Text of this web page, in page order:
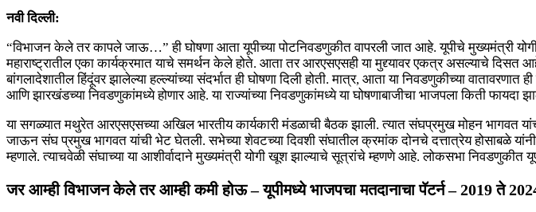
नवी दिल्ली:
“विभाजन केले तर कापले जाऊ…” ही घोषणा आता यूपीच्या पोटनिवडणुकीत वापरली जात आहे. यूपीचे मुख्यमंत्री योगी
महाराष्ट्रातील एका कार्यक्रमात याचे समर्थन केले होते. आता तर आरएसएसही या मुद्द्यावर एकत्र असल्याचे दिसत
बांगलादेशातील हिंदूंवर झालेल्या हल्ल्यांच्या संदर्भात ही घोषणा दिली होती. मात्र, आता या निवडणुकीच्या
आणि झारखंडच्या निवडणुकांमध्ये होणार आहे. या राज्यांच्या निवडणुकांमध्ये या घोषणाबाजीचा भाजपला किती
या सगळ्यात मथुरेत आरएसएसच्या अखिल भारतीय कार्यकारी मंडळाची बैठक झाली. त्यात संघप्रमुख मोहन भागवत
जाऊन संघ प्रमुख भागवत यांची भेट घेतली. सभेच्या शेवटच्या दिवशी संघातील क्रमांक दोनचे दत्तात्रेय होसाबळे
म्हणाले. त्याचवेळी संघाच्या या आशीर्वादाने मुख्यमंत्री योगी खूश झाल्याचे सूत्रांचे म्हणणे आहे. लोकसभा
जर आम्ही विभाजन केले तर आम्ही कमी होऊ – यूपीमध्ये भाजपचा मतदानाचा पॅटर्न – 2019 ते